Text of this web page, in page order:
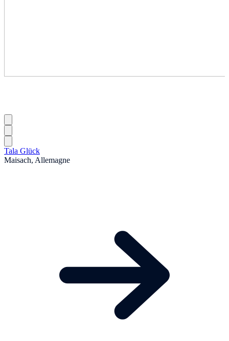
Tala Glück
Maisach, Allemagne